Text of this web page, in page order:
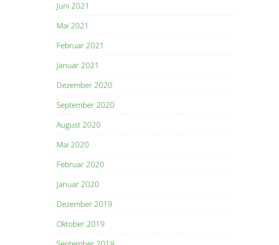
Juni 2021
Mai 2021
Februar 2021
Januar 2021
Dezember 2020
September 2020
August 2020
Mai 2020
Februar 2020
Januar 2020
Dezember 2019
Oktober 2019